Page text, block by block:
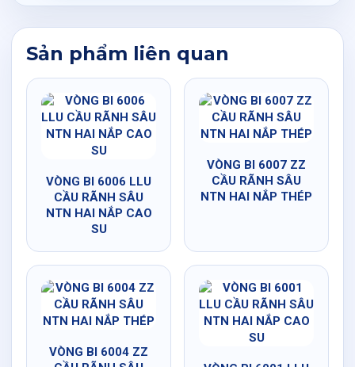
Sản phẩm liên quan
VÒNG BI 6006 LLU
CẦU RÃNH SÂU
NTN HAI NẮP CAO
SU
VÒNG BI 6007 ZZ
CẦU RÃNH SÂU
NTN HAI NẮP THÉP
VÒNG BI 6004 ZZ